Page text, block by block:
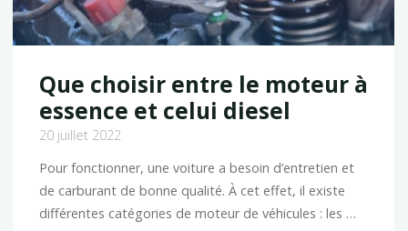
Que choisir entre le moteur à
essence et celui diesel
20 juillet 2022
Pour fonctionner, une voiture a besoin d’entretien et
de carburant de bonne qualité. À cet effet, il existe
différentes catégories de moteur de véhicules : les …